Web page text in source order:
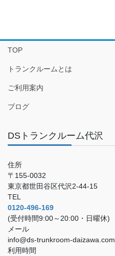
TOP
トランクルームとは
ご利用案内
ブログ
DSトランクルーム代沢
住所
〒155-0032
東京都世田谷区代沢2-44-15
TEL
0120-496-169
(受付時間9:00～20:00・日曜休)
メール
info@ds-trunkroom-daizawa.com
利用時間